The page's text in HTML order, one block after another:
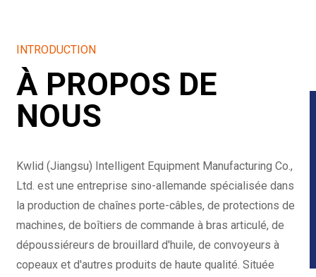
INTRODUCTION
À PROPOS DE
NOUS
Kwlid (Jiangsu) Intelligent Equipment Manufacturing Co.,
Ltd. est une entreprise sino-allemande spécialisée dans
la production de chaînes porte-câbles, de protections de
machines, de boîtiers de commande à bras articulé, de
dépoussiéreurs de brouillard d'huile, de convoyeurs à
copeaux et d'autres produits de haute qualité. Située